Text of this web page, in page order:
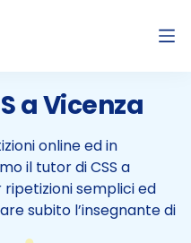
aVicenza
online ed in
il tutor di CSS a
semplici ed
subito l’insegnante di